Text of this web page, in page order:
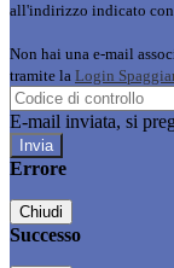
all'indirizzo indicato
Non hai una e-mail
tramite la Login
E-mail inviata, si
Errore
Chiudi
Successo